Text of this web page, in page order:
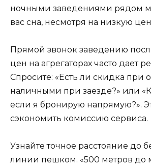
ночными заведениями рядом
вас сна, несмотря на низкую
Прямой звонок заведению
цен на агрегаторах часто дает
Спросите: «Есть ли скидка при
наличными при заезде?» или
если я бронирую напрямую?».
сэкономить комиссию сервиса.
Узнайте точное расстояние до
линии пешком. «500 метров до